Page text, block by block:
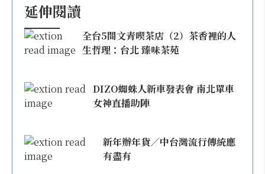
延伸閱讀
全台5間文青喫茶店（2）茶香裡的人
生哲理：台北 臻味茶苑
DIZO蜘蛛人新車發表會 南北單車
女神直播助陣
新年辦年貨／中台灣流行傳統應
有盡有